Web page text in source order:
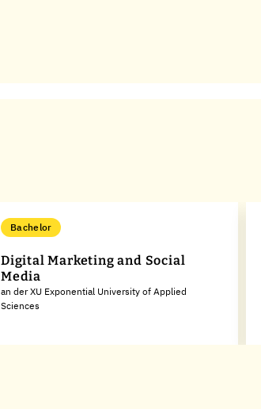
Bachelor
Digital Marketing and Social
Media
an der XU Exponential University of Applied
Sciences